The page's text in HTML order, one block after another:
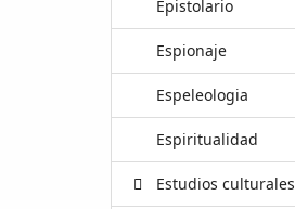
Epistolario
Espionaje
Espeleologia
Espiritualidad
Estudios culturales